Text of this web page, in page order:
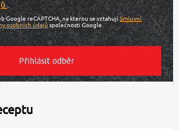
.
Google reCAPTCHA, na kterou se vztahujíSmluvní
osobních údajů společnosti Google.